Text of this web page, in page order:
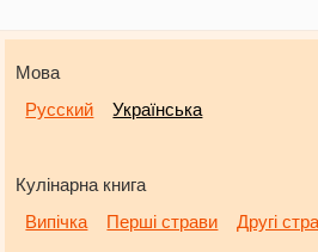
Мова
Русский
Українська
Кулінарна книга
Випічка
Перші страви Другі